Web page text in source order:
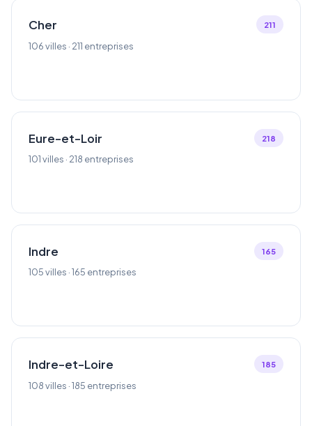
Cher
106 villes · 211 entreprises
211
Eure-et-Loir
101 villes · 218 entreprises
218
Indre
105 villes · 165 entreprises
165
Indre-et-Loire
108 villes · 185 entreprises
185